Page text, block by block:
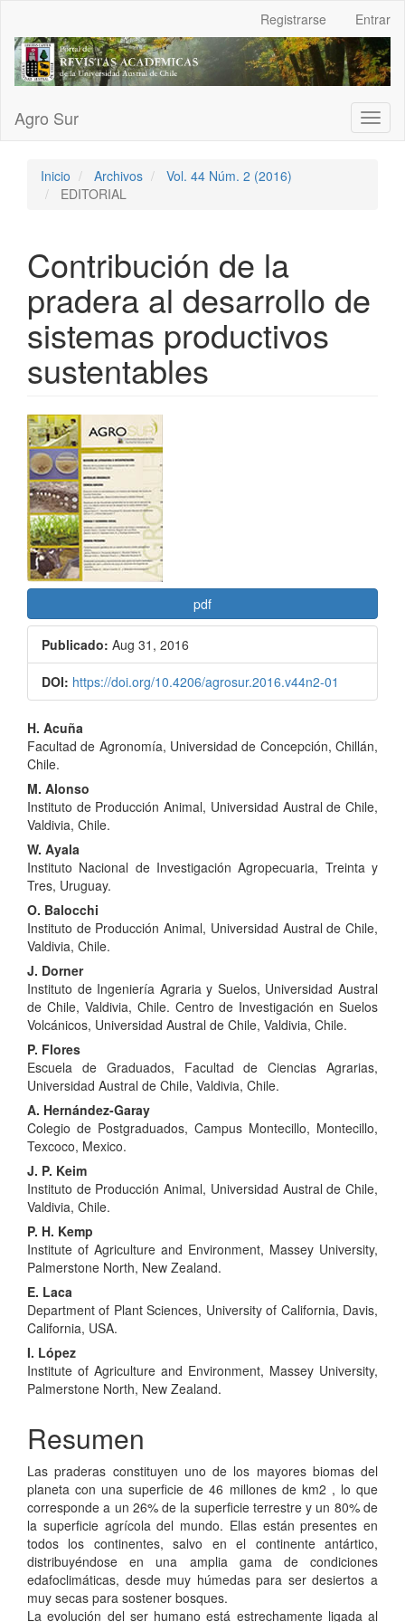
Contenido
principal
Barra
Registrarse Entrar
Agro Sur
Inicio Archivos
Vol. 44 Núm. 2 (2016)
EDITORIAL
Contribución de la
pradera al desarrollo de
sistemas productivos
sustentables
Barra
lateral
del
artículo
pdf
Publicado: Aug 31, 2016
DOI: https://doi.org/10.4206/agrosur.2016.v44n2-01
Contenido
principal
del
artículo
H. Acuña
Facultad de Agronomía, Universidad de Concepción, Chillán,
Chile.
M. Alonso
Instituto de Producción Animal, Universidad Austral de Chile,
Valdivia, Chile.
W. Ayala
Instituto Nacional de Investigación Agropecuaria, Treinta y
Tres, Uruguay.
O. Balocchi
Instituto de Producción Animal, Universidad Austral de Chile,
Valdivia, Chile.
J. Dorner
Instituto de Ingeniería Agraria y Suelos, Universidad Austral
de Chile, Valdivia, Chile. Centro de Investigación en Suelos
Volcánicos, Universidad Austral de Chile, Valdivia, Chile.
P. Flores
Escuela de Graduados, Facultad de Ciencias Agrarias,
Universidad Austral de Chile, Valdivia, Chile.
A. Hernández-Garay
Colegio de Postgraduados, Campus Montecillo, Montecillo,
Texcoco, Mexico.
J. P. Keim
Instituto de Producción Animal, Universidad Austral de Chile,
Valdivia, Chile.
P. H. Kemp
Institute of Agriculture and Environment, Massey University,
Palmerstone North, New Zealand.
E. Laca
Department of Plant Sciences, University of California, Davis,
California, USA.
I. López
Institute of Agriculture and Environment, Massey University,
Palmerstone North, New Zealand.
Resumen
Las praderas constituyen uno de los mayores biomas del
planeta con una superficie de 46 millones de km2 , lo que
corresponde a un 26% de la superficie terrestre y un 80% de
la superficie agrícola del mundo. Ellas están presentes en
todos los continentes, salvo en el continente antártico,
distribuyéndose en una amplia gama de condiciones
edafoclimáticas, desde muy húmedas para ser desiertos a
muy secas para sostener bosques.
La evolución del ser humano está estrechamente ligada al